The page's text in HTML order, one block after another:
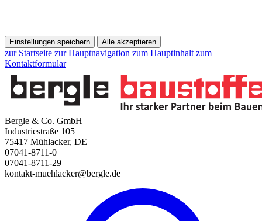
Einstellungen speichern Alle akzeptieren
zur Startseite zur Hauptnavigation zum Hauptinhalt zum
Kontaktformular
Bergle & Co. GmbH
Industriestraße 105
75417 Mühlacker, DE
07041-8711-0
07041-8711-29
kontakt-muehlacker@bergle.de